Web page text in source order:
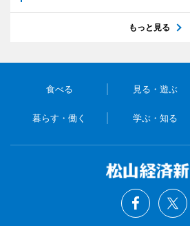
もっと見る
食べる 見る・遊ぶ
暮らす・働く 学ぶ・知る